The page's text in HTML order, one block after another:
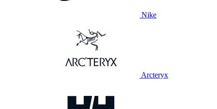
Nike
Arcteryx